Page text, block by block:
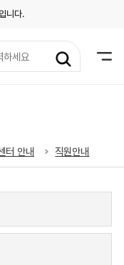
니다.
터 안내 직원안내